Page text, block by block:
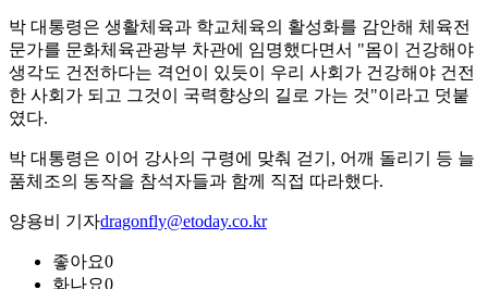
박 대통령은 생활체육과 학교체육의 활성화를 감안해 체육전
문가를 문화체육관광부 차관에 임명했다면서 "몸이 건강해야
생각도 건전하다는 격언이 있듯이 우리 사회가 건강해야 건전
한 사회가 되고 그것이 국력향상의 길로 가는 것"이라고 덧붙
였다.
박 대통령은 이어 강사의 구령에 맞춰 걷기, 어깨 돌리기 등 늘
품체조의 동작을 참석자들과 함께 직접 따라했다.
양용비 기자dragonfly@etoday.co.kr
좋아요0
화나요0